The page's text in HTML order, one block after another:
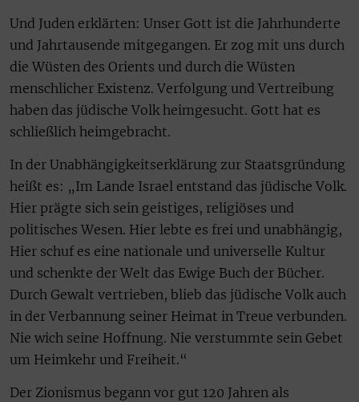
Und Juden erklärten: Unser Gott ist die Jahrhunderte
und Jahrtausende mitgegangen. Er zog mit uns durch
die Wüsten des Orients und durch die Wüsten
menschlicher Existenz. Verfolgung und Vertreibung
haben das jüdische Volk heimgesucht. Gott hat es
schließlich heimgebracht.
In der Unabhängigkeitserklärung zur Staatsgründung
heißt es: „Im Lande Israel entstand das jüdische Volk.
Hier prägte sich sein geistiges, religiöses und
politisches Wesen. Hier lebte es frei und unabhängig,
Hier schuf es eine nationale und universelle Kultur
und schenkte der Welt das Ewige Buch der Bücher.
Durch Gewalt vertrieben, blieb das jüdische Volk auch
in der Verbannung seiner Heimat in Treue verbunden.
Nie wich seine Hoffnung. Nie verstummte sein Gebet
um Heimkehr und Freiheit.“
Der Zionismus begann vor gut 120 Jahren als